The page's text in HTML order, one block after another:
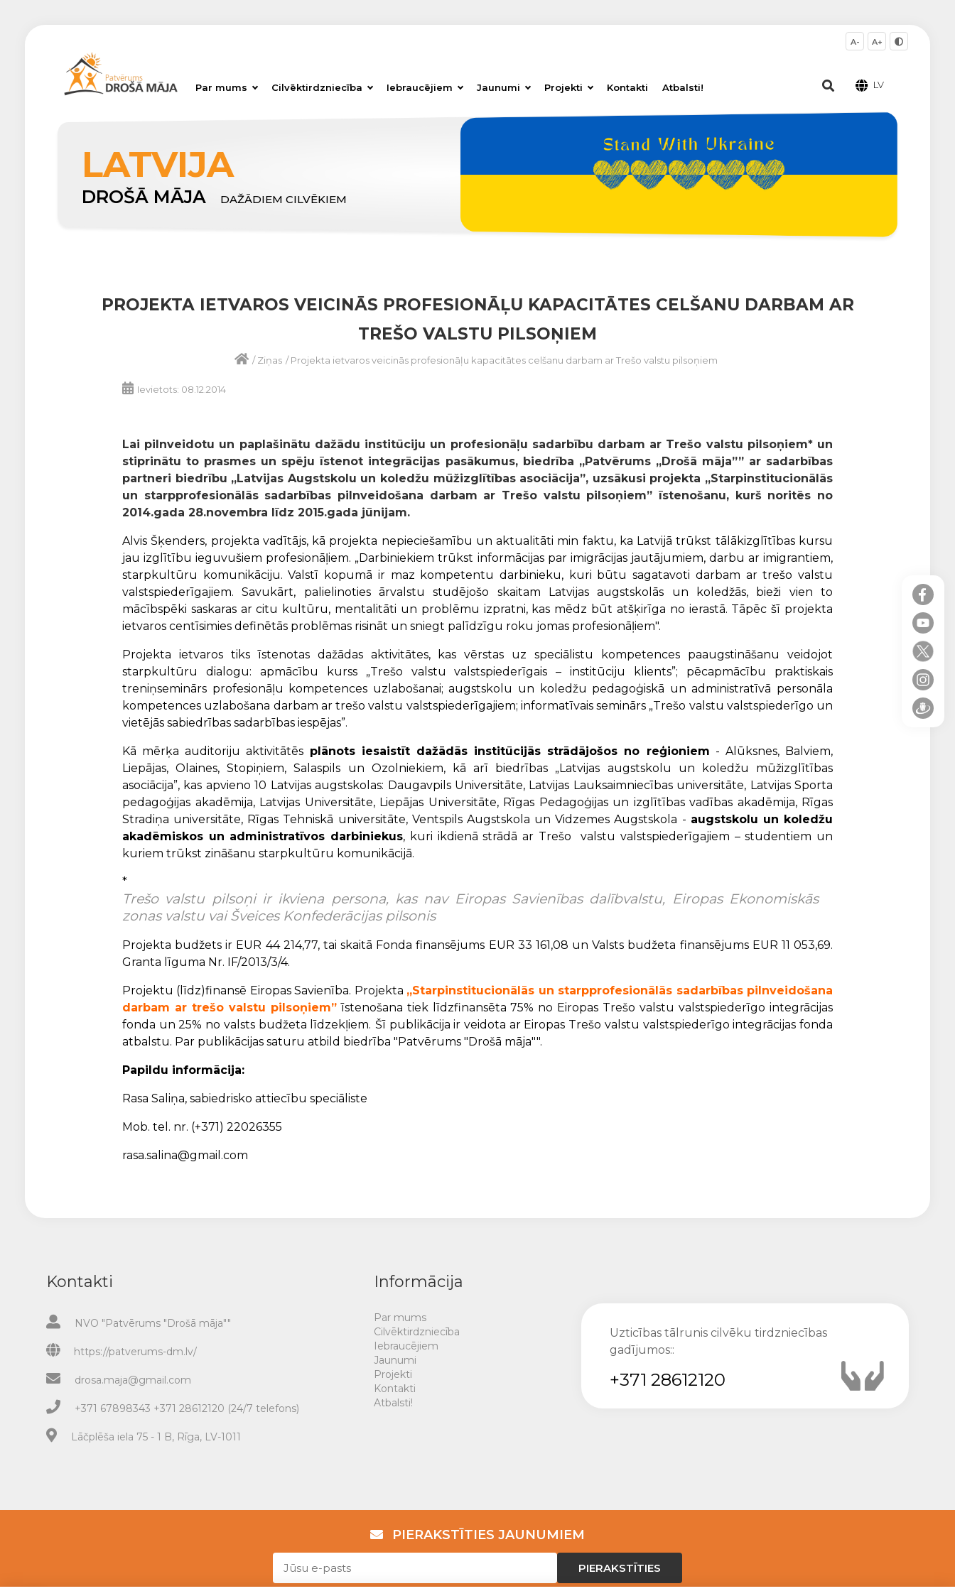
Par mums Cilvēktirdzniecība Iebraucējiem Jaunumi Projekti Kontakti Atbalsti!
A- A+
LV
LATVIJA
DROŠĀ MĀJA DAŽĀDIEM CILVĒKIEM
PROJEKTA IETVAROS VEICINĀS PROFESIONĀĻU KAPACITĀTES CELŠANU DARBAM AR
TREŠO VALSTU PILSOŅIEM
/Ziņas /Projekta ietvaros veicinās profesionāļu kapacitātes celšanu darbam ar Trešo valstu pilsoņiem
Ievietots: 08.12.2014
Lai pilnveidotu un paplašinātu dažādu institūciju un profesionāļu sadarbību darbam ar Trešo valstu pilsoņiem* un
stiprinātu to prasmes un spēju īstenot integrācijas pasākumus, biedrība „Patvērums „Drošā māja”” ar sadarbības
partneri biedrību „Latvijas Augstskolu un koledžu mūžizglītības asociācija”, uzsākusi projekta „Starpinstitucionālās
un starpprofesionālās sadarbības pilnveidošana darbam ar Trešo valstu pilsoņiem” īstenošanu, kurš noritēs no
2014.gada 28.novembra līdz 2015.gada jūnijam.
Alvis Šķenders, projekta vadītājs, kā projekta nepieciešamību un aktualitāti min faktu, ka Latvijā trūkst tālākizglītības kursu
jau izglītību ieguvušiem profesionāļiem. „Darbiniekiem trūkst informācijas par imigrācijas jautājumiem, darbu ar imigrantiem,
starpkultūru komunikāciju. Valstī kopumā ir maz kompetentu darbinieku, kuri būtu sagatavoti darbam ar trešo valstu
valstspiederīgajiem. Savukārt, palielinoties ārvalstu studējošo skaitam Latvijas augstskolās un koledžās, bieži vien to
mācībspēki saskaras ar citu kultūru, mentalitāti un problēmu izpratni, kas mēdz būt atšķirīga no ierastā. Tāpēc šī projekta
ietvaros centīsimies definētās problēmas risināt un sniegt palīdzīgu roku jomas profesionāļiem".
Projekta ietvaros tiks īstenotas dažādas aktivitātes, kas vērstas uz speciālistu kompetences paaugstināšanu veidojot
starpkultūru dialogu: apmācību kurss „Trešo valstu valstspiederīgais – institūciju klients”; pēcapmācību praktiskais
treniņseminārs profesionāļu kompetences uzlabošanai; augstskolu un koledžu pedagoģiskā un administratīvā personāla
kompetences uzlabošana darbam ar trešo valstu valstspiederīgajiem; informatīvais seminārs „Trešo valstu valstspiederīgo un
vietējās sabiedrības sadarbības iespējas”.
Kā mērķa auditoriju aktivitātēs plānots iesaistīt dažādās institūcijās strādājošos no reģioniem - Alūksnes, Balviem,
Liepājas, Olaines, Stopiņiem, Salaspils un Ozolniekiem, kā arī biedrības „Latvijas augstskolu un koledžu mūžizglītības
asociācija”, kas apvieno 10 Latvijas augstskolas: Daugavpils Universitāte, Latvijas Lauksaimniecības universitāte, Latvijas Sporta
pedagoģijas akadēmija, Latvijas Universitāte, Liepājas Universitāte, Rīgas Pedagoģijas un izglītības vadības akadēmija, Rīgas
Stradiņa universitāte, Rīgas Tehniskā universitāte, Ventspils Augstskola un Vidzemes Augstskola - augstskolu un koledžu
akadēmiskos un administratīvos darbiniekus, kuri ikdienā strādā ar Trešo valstu valstspiederīgajiem – studentiem un
kuriem trūkst zināšanu starpkultūru komunikācijā.
*
Trešo valstu pilsoņi ir ikviena persona, kas nav Eiropas Savienības dalībvalstu, Eiropas Ekonomiskās
zonas valstu vai Šveices Konfederācijas pilsonis
Projekta budžets ir EUR 44 214,77, tai skaitā Fonda finansējums EUR 33 161,08 un Valsts budžeta finansējums EUR 11 053,69.
Granta līguma Nr. IF/2013/3/4.
Projektu (līdz)finansē Eiropas Savienība. Projekta „Starpinstitucionālās un starpprofesionālās sadarbības pilnveidošana
darbam ar trešo valstu pilsoņiem”īstenošana tiek līdzfinansēta 75% no Eiropas Trešo valstu valstspiederīgo integrācijas
fonda un 25% no valsts budžeta līdzekļiem. Šī publikācija ir veidota ar Eiropas Trešo valstu valstspiederīgo integrācijas fonda
atbalstu. Par publikācijas saturu atbild biedrība "Patvērums "Drošā māja"".
Papildu informācija:
Rasa Saliņa, sabiedrisko attiecību speciāliste
Mob. tel. nr. (+371) 22026355
rasa.salina@gmail.com
Kontakti
NVO "Patvērums "Drošā māja""
https://patverums-dm.lv/
drosa.maja@gmail.com
+371 67898343 +371 28612120 (24/7 telefons)
Lāčplēša iela 75 - 1 B, Rīga, LV-1011
Informācija
Par mums
Cilvēktirdzniecība
Iebraucējiem
Jaunumi
Projekti
Kontakti
Atbalsti!
Uzticības tālrunis cilvēku tirdzniecības
gadījumos::
+371 28612120
PIERAKSTĪTIES JAUNUMIEM
PIERAKSTĪTIES